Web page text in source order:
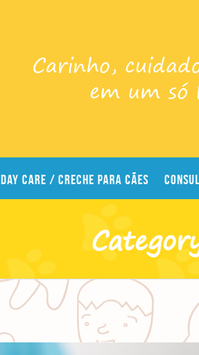
Carinho,
em um só
DAY CARE / CRECHE PARA CÃES